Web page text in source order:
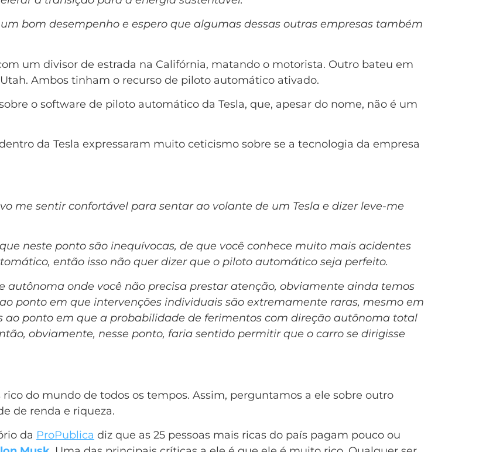
bom desempenho e espero que algumas dessas outras empresas também
um divisor de estrada na Califórnia, matando o motorista. Outro bateu em
Ambos tinham o recurso de piloto automático ativado.
o software de piloto automático da Tesla, que, apesar do nome, não é um
da Tesla expressaram muito ceticismo sobre se a tecnologia da empresa
me sentir confortável para sentar ao volante de um Tesla e dizer leve-me
neste ponto são inequívocas, de que você conhece muito mais acidentes
então isso não quer dizer que o piloto automático seja perfeito.
onde você não precisa prestar atenção, obviamente ainda temos
ponto em que intervenções individuais são extremamente raras, mesmo em
ao ponto em que a probabilidade de ferimentos com direção autônoma total
obviamente, nesse ponto, faria sentido permitir que o carro se dirigisse
do mundo de todos os tempos. Assim, perguntamos a ele sobre outro
de renda e riqueza.
da ProPublica diz que as 25 pessoas mais ricas do país pagam pouco ou